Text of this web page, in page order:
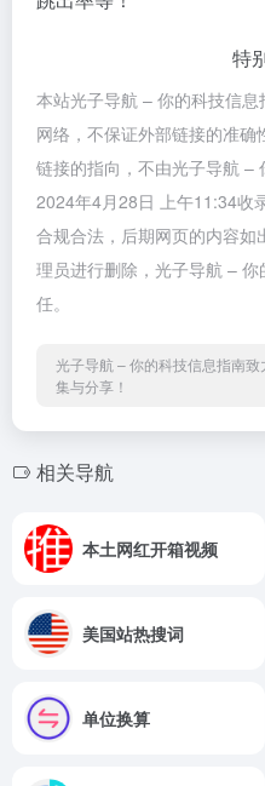
特
本站光子导航 – 你的科技信
网络，不保证外部链接的准
链接的指向，不由光子导航 –
2024年4月28日 上午11:34收
合规合法，后期网页的内容
理员进行删除，光子导航 –
任。
光子导航 – 你的科技信息指南
集与分享！
相关导航
本土网红开箱视频
美国站热搜词
单位换算